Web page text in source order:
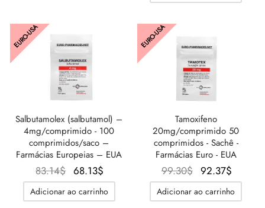
EURO-USA
Salbutamolex (salbutamol) –
4mg/comprimido - 100
comprimidos/saco –
Farmácias Europeias – EUA
83.14$
O
preço
original
68.13$
preço
atual é:
Adicionar ao carrinho
EURO-USA
Tamoxifeno
20mg/comprimido 50
comprimidos - Sachê -
Farmácias Euro - EUA
99.30$
O
preço
original
92.37$
preço
atual é:
Adicionar ao carrinho